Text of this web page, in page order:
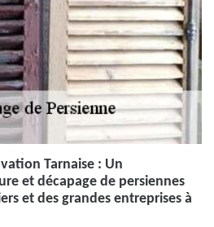
Tarnaise : Un
et décapage de persiennes
et des grandes entreprises à